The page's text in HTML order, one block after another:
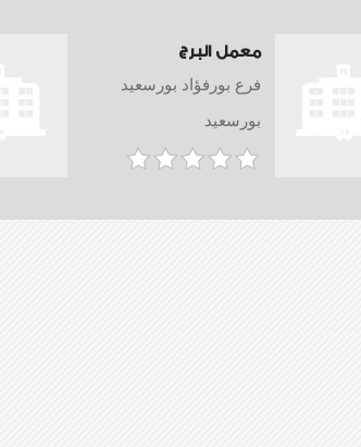
معمل البرج
فرع بورفؤاد بورسعيد
بورسعيد